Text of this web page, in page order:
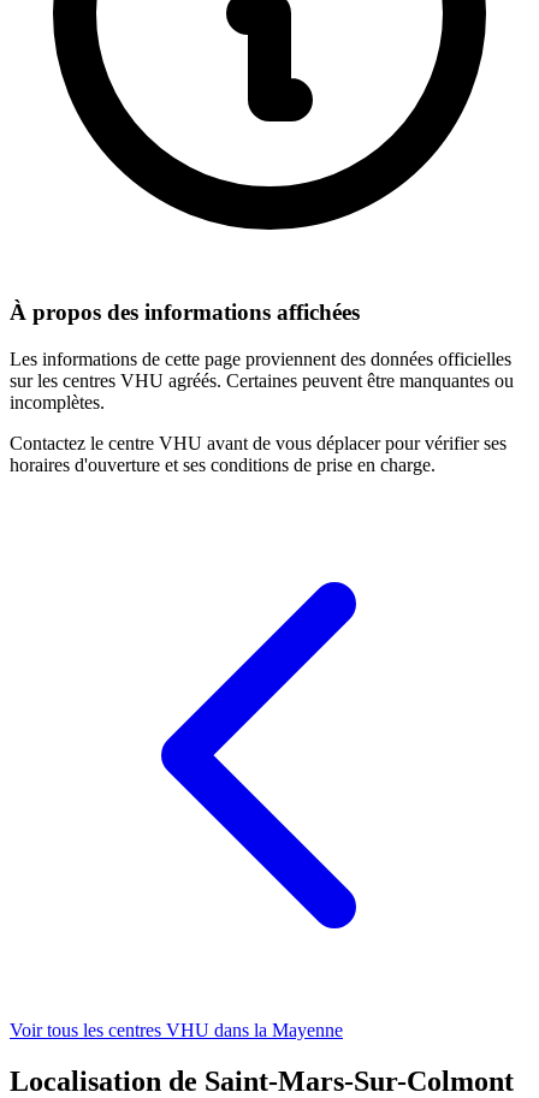
À propos des informations affichées
Les informations de cette page proviennent des données officielles
sur les centres VHU agréés. Certaines peuvent être manquantes ou
incomplètes.
Contactez le centre VHU avant de vous déplacer pour vérifier ses
horaires d'ouverture et ses conditions de prise en charge.
Voir tous les centres VHU dans la Mayenne
Localisation de Saint-Mars-Sur-Colmont